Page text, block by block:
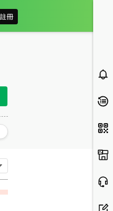
冊
/透天房屋物件出售、房價分析